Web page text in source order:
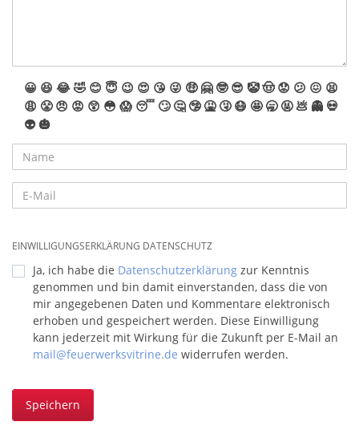
😀 😆 😂🤣 😊 😇 😉 😍 😘 😜 🤑 🤗 🤓 😎 🤡🤠 😟 😕 😖 😫
😩 😤 😠 😡 😲 😳 😱 😴 🙄 🤔 🤥 🤮 🤧 😷 🤩 🥱 🤬 💩 👻 💀
👽 🎃
EINWILLIGUNGSERKLÄRUNG DATENSCHUTZ
Ja, ich habe die Datenschutzerklärung zur Kenntnis
genommen und bin damit einverstanden, dass die von
mir angegebenen Daten und Kommentare elektronisch
erhoben und gespeichert werden. Diese Einwilligung
kann jederzeit mit Wirkung für die Zukunft per E-Mail an
mail@feuerwerksvitrine.de widerrufen werden.
Speichern